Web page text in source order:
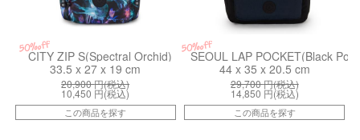
50%off
CITY ZIP S(Spectral Orchid)
33.5 x 27 x 19 cm
20,900円(税込)
10,450 円(税込)
この商品を探す
50%off
SEOUL LAP POCKET(Black
44 x 35 x 20.5 cm
29,700円(税込)
14,850 円(税込)
この商品を探す